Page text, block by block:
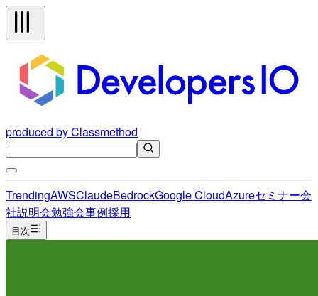
produced by Classmethod
TrendingAWSClaudeBedrockGoogle CloudAzureセミナー会
社説明会勉強会事例採用
目次